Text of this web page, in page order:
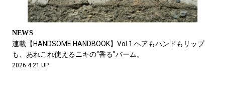
NEWS
連載【HANDSOME HANDBOOK】Vol.1 ヘアもハンドもリップ
も、あれこれ使えるニキの“香る”バーム。
2026.4.21 UP